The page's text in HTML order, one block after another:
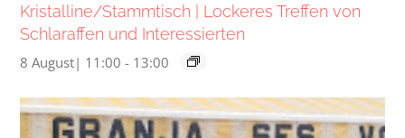
Kristalline/Stammtisch | Lockeres Treffen von
Schlaraffen und Interessierten
8 August| 11:00 - 13:00